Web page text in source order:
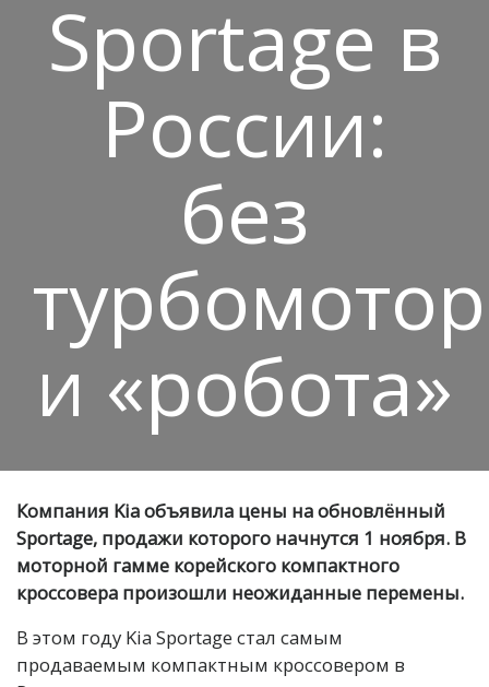
Sportage в
России:
без
и «робота»
Компания Kia объявила цены на обновлённый
Sportage, продажи которого начнутся 1 ноября. В
моторной гамме корейского компактного
кроссовера произошли неожиданные перемены.
В этом году Kia Sportage стал самым
продаваемым компактным кроссовером в